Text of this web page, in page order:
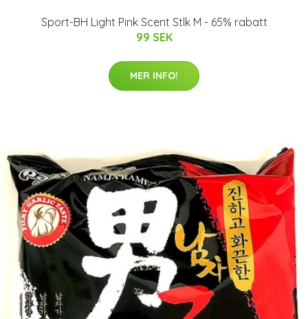
Sport-BH Light Pink Scent Stlk M - 65% rabatt
99 SEK
MER INFO!